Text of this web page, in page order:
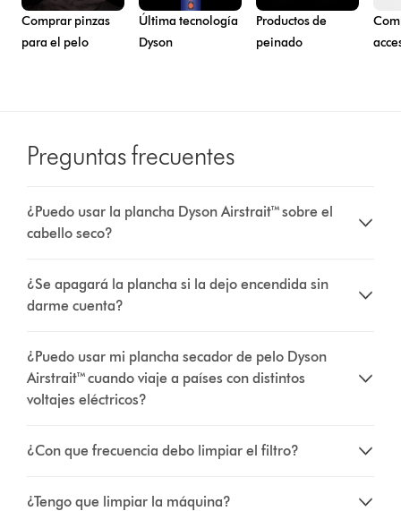
Comprar pinzas
para el pelo
Última tecnología
Dyson
Productos de
peinado
Preguntas frecuentes
¿Puedo usar la plancha Dyson Airstrait™ sobre el
cabello seco?
¿Se apagará la plancha si la dejo encendida sin
darme cuenta?
¿Puedo usar mi plancha secador de pelo Dyson
Airstrait™ cuando viaje a países con distintos
voltajes eléctricos?
¿Con que frecuencia debo limpiar el filtro?
¿Tengo que limpiar la máquina?